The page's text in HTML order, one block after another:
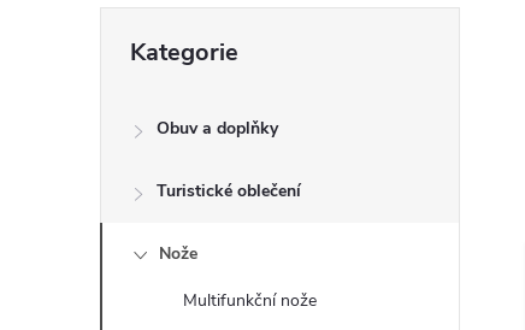
t
kategorie
Kategorie
Obuv a doplňky
Turistické oblečení
Nože
Multifunkční nože